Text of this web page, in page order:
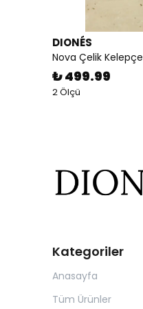
DIONÉS
Nova Çelik Kelepçe
₺ 499.99
2 Ölçü
Kategoriler
Anasayfa
Tüm Ürünler